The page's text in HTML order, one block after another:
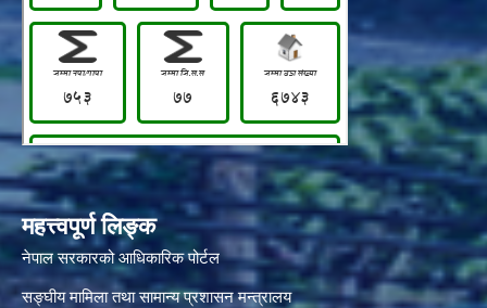
महत्त्वपूर्ण लिङ्क
नेपाल सरकारको आधिकारिक पोर्टल
सङ्‍घीय मामिला तथा सामान्य प्रशासन मन्त्रालय